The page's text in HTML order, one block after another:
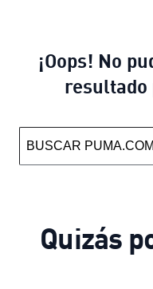
¡Oops! No
resultado
Quizás